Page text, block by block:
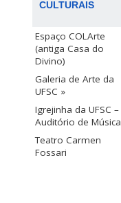
CULTURAIS
Espaço COLArte
(antiga Casa do
Divino)
Galeria de Arte da
UFSC »
Igrejinha da UFSC –
Auditório de Música
Teatro Carmen
Fossari